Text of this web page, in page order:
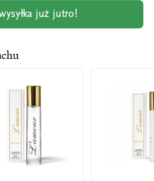
już jutro!